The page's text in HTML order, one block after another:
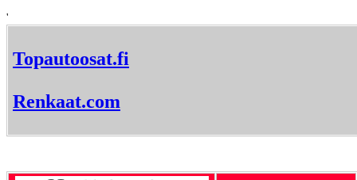
'
Topautoosat.fi
Renkaat.com